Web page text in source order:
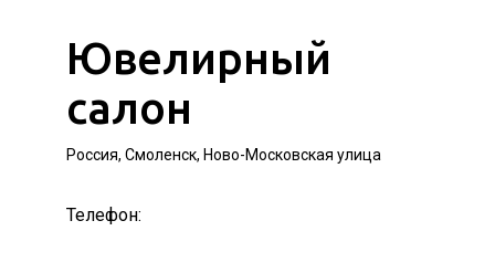
Ювелирный
салон
Россия, Смоленск, Ново-Московская улица
Телефон: